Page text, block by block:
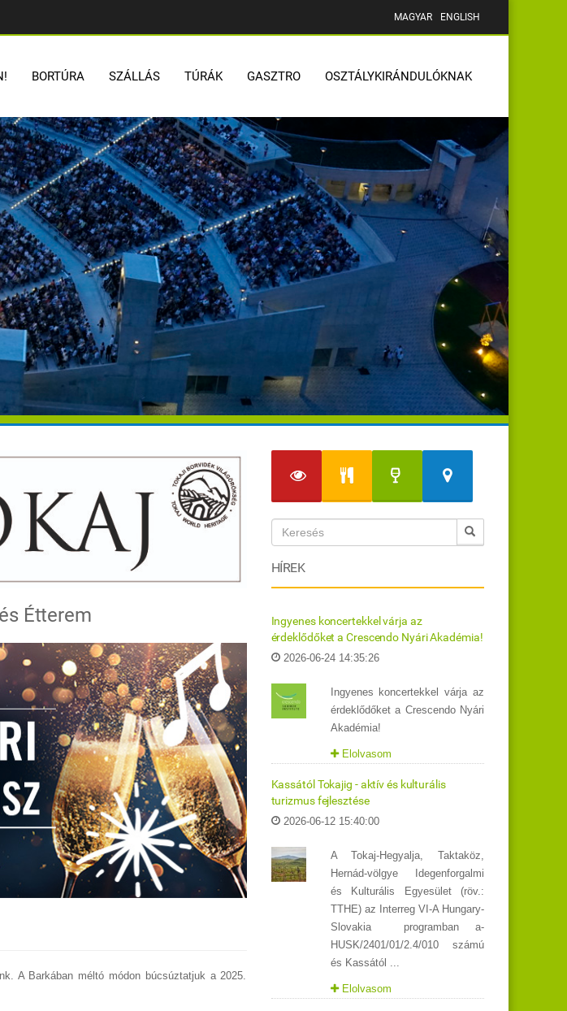
MAGYAR ENGLISH
BORTÚRA SZÁLLÁS TÚRÁK GASZTRO OSZTÁLYKIRÁNDULÓKNAK
Étterem
A Barkában méltó módon búcsúztatjuk a 2025.
HÍREK
Ingyenes koncertekkel várja az
érdeklődőket a Crescendo Nyári Akadémia!
2026-06-24 14:35:26
Ingyenes koncertekkel várja az
érdeklődőket a Crescendo Nyári
Akadémia!
Elolvasom
Kassától Tokajig - aktív és kulturális
turizmus fejlesztése
2026-06-12 15:40:00
A Tokaj-Hegyalja, Taktaköz,
Hernád-völgye Idegenforgalmi
és Kulturális Egyesület (röv.:
TTHE) az Interreg VI-A Hungary-
Slovakia programban a-
HUSK/2401/01/2.4/010 számú
és Kassától ...
Elolvasom